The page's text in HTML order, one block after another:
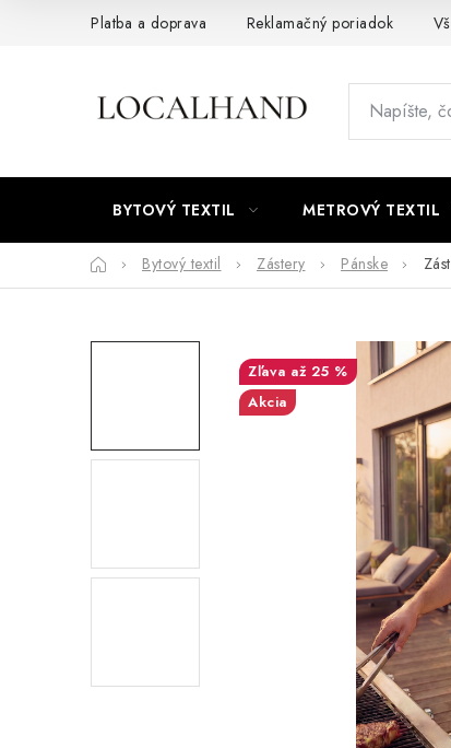
Platba a doprava Reklamačný poriadok
BYTOVÝ TEXTIL METROVÝ TEXTIL
DomovBytový textil Zástery Pánske
až 25 %
Akcia